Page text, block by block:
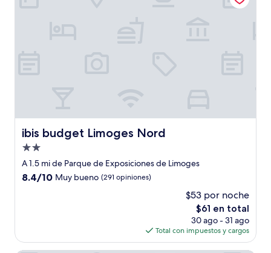
ibis budget Limoges Nord
ibis budget Limoges Nord
Propiedad
de
2.0
A 1.5 mi de Parque de Exposiciones de Limoges
8.4
opiniones)
8.4/10 Muy bueno (291 opiniones)
$53 por noche
El
precio
actual
es
$61 en total
30 ago - 31 ago
Total con impuestos y cargos